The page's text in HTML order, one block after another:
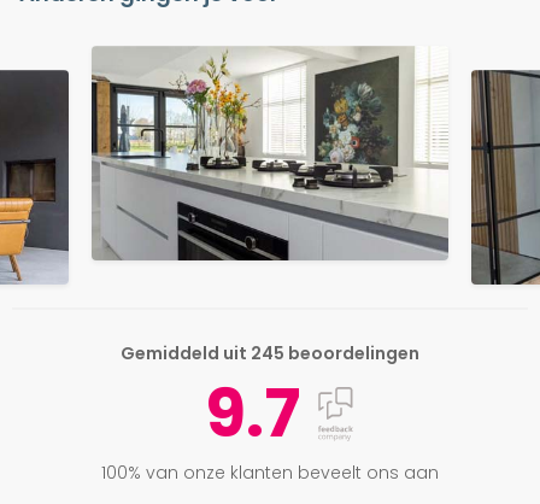
Gemiddeld uit 245 beoordelingen
9.7
100% van onze klanten beveelt ons aan